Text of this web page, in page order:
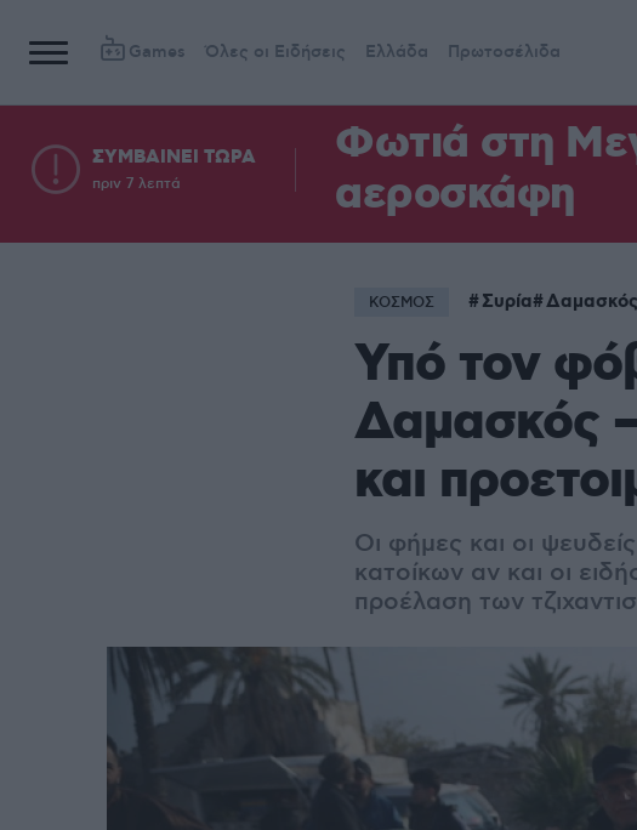
Games Όλες οι Ειδήσεις Ελλάδα Πρωτοσέλιδα
ΣΥΜΒΑΙΝΕΙ ΤΩΡΑ
πριν 7 λεπτά
Φωτιά στη
αεροσκάφη
ΚΟΣΜΟΣ Συρία Δαμασκός
Υπό τον
Δαμασκός
και
Οι φήμες και οι
κατοίκων αν και οι
προέλαση των